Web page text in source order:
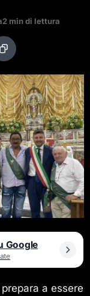
2 min di lettura
Google
a essere